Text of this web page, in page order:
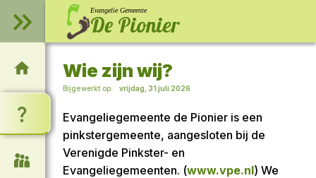
Evangelie Gemeente
De Pionier
Wie zijn wij?
Bijgewerkt op: vrijdag, 31 juli 2026
Evangeliegemeente de Pionier is een
pinkstergemeente, aangesloten bij de
Verenigde Pinkster- en
Evangeliegemeenten. (www.vpe.nl) We
Welkom op onze website!
Wie zijn wij?
Samenkomsten